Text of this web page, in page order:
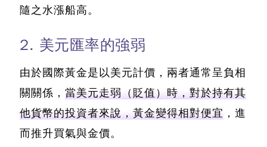
隨之水漲船高。
2. 美元匯率的強弱
由於國際黃金是以美元計價，兩者通常呈負相
關關係， 當美元走弱（貶值）時，對於持有其
他貨幣的投資者來說，黃金變得相對便宜 ，進
而推升買氣與金價。